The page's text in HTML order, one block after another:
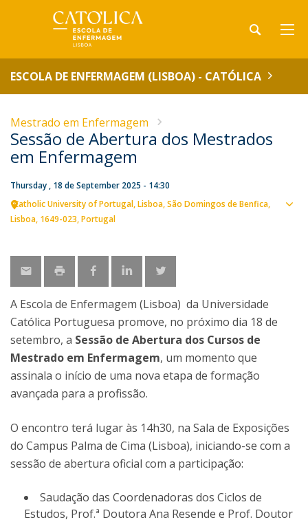
ESCOLA DE ENFERMAGEM (LISBOA) - CATÓLICA
Mestrado em Enfermagem
Sessão de Abertura dos Mestrados
em Enfermagem
Thursday , 18 de September 2025 - 14:30
Catholic University of Portugal Lisboa São Domingos de Benfica,
Lisboa 1649-023 Portugal
A Escola de Enfermagem (Lisboa) da Universidade
Católica Portuguesa promove, no próximo dia 18 de
setembro, a Sessão de Abertura dos Cursos de
Mestrado em Enfermagem, um momento que
assinala o início de uma nova etapa de formação
avançada para a profissão.
O encontro terá lugar às 14h30, na Sala de Exposições
do Campus Palma de Cima (Lisboa), iniciando-se com a
sessão de abertura oficial com a participação:
Saudação das Coordenadoras dos Ciclos de
Estudos, Prof.ª Doutora Ana Resende e Prof. Doutor